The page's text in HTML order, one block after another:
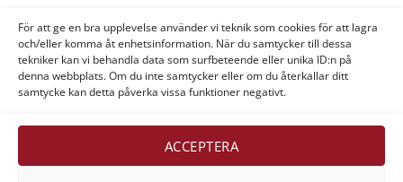
För att ge en bra upplevelse använder vi teknik som cookies för att lagra
och/eller komma åt enhetsinformation. När du samtycker till dessa
tekniker kan vi behandla data som surfbeteende eller unika ID:n på
denna webbplats. Om du inte samtycker eller om du återkallar ditt
samtycke kan detta påverka vissa funktioner negativt.
ACCEPTERA
Företagsinformation
Verner & Verner Nordstan AB
Lilla Klädpressaregatan 11